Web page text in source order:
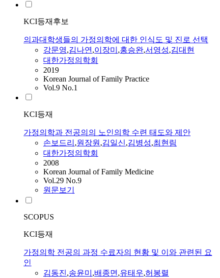
KCI등재후보
의과대학생들의 가정의학에 대한 인식도 및 진로 선택
강문영,김나연,이장미 ,홍승완,서영성,김대현
대한가정의학회
2019
Korean Journal of Family Practice
Vol.9 No.1
KCI등재
가정의학과 전공의의 노인의학 수련 태도와 제안
손보드리 ,원장원,김일신,김병성,최현림
대한가정의학회
2008
Korean Journal of Family Medicine
Vol.29 No.9
원문보기
SCOPUS
KCI등재
가정의학 전공의 과정 수료자의 현황 및 이와 관련된 요
인
김동진,송윤미 ,배종면,유태우,허봉렬